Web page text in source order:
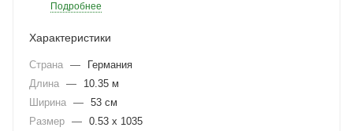
Подробнее
Характеристики
Страна —
Германия
Длина —
10.35 м
Ширина — 53 см
Размер — 0.53 х 1035